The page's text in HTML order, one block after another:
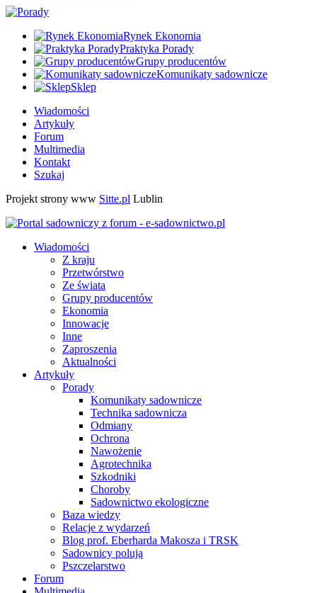
Rynek Ekonomia
Praktyka Porady
Grupy producentów
Komunikaty sadownicze
Sklep
Wiadomości
Artykuły
Forum
Multimedia
Kontakt
Szukaj
Projekt strony www Sitte.pl Lublin
Wiadomości
Z kraju
Przetwórstwo
Ze świata
Grupy producentów
Ekonomia
Innowacje
Inne
Zaproszenia
Aktualności
Artykuły
Porady
Komunikaty sadownicze
Technika sadownicza
Odmiany
Ochrona
Nawożenie
Agrotechnika
Szkodniki
Choroby
Sadownictwo ekologiczne
Baza wiedzy
Relacje z wydarzeń
Blog prof. Eberharda Makosza i TRSK
Sadownicy polują
Pszczelarstwo
Forum